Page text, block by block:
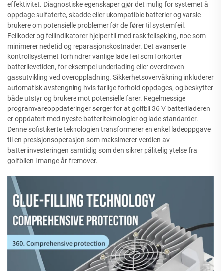
effektivitet. Diagnostiske egenskaper gjør det mulig for systemet å
oppdage sulfaterte, skadde eller ukompatible batterier og varsle
brukere om potensielle problemer før de fører til systemfeil.
Feilkoder og feilindikatorer hjelper til med rask feilsøking, noe som
minimerer nedetid og reparasjonskostnader. Det avanserte
kontrollsystemet forhindrer vanlige lade feil som forkorter
batterilevetiden, for eksempel underlading eller overdreven
gassutvikling ved overoppladning. Sikkerhetsovervåkning inkluderer
automatisk avstengning hvis farlige forhold oppdages, og beskytter
både utstyr og brukere mot potensielle farer. Regelmessige
programvareoppdateringer sørger for at golfbil 36 V batteriladeren
er oppdatert med nyeste batteriteknologier og lade standarder.
Denne sofistikerte teknologien transformerer en enkel ladeoppgave
til en presisjonsoperasjon som maksimerer verdien av
batteriinvesteringen samtidig som den sikrer pålitelig ytelse fra
golfbilen i mange år fremover.